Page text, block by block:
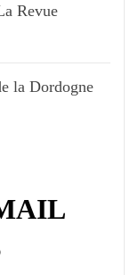
Revue
la Dordogne